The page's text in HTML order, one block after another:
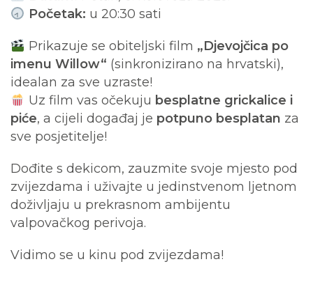
Početak: u 20:30 sati
Prikazuje se obiteljski film „Djevojčica po
imenu Willow“ (sinkronizirano na hrvatski),
idealan za sve uzraste!
Uz film vas očekuju besplatne grickalice i
piće, a cijeli događaj je potpuno besplatan za
sve posjetitelje!
Dođite s dekicom, zauzmite svoje mjesto pod
zvijezdama i uživajte u jedinstvenom ljetnom
doživljaju u prekrasnom ambijentu
valpovačkog perivoja.
Vidimo se u kinu pod zvijezdama!